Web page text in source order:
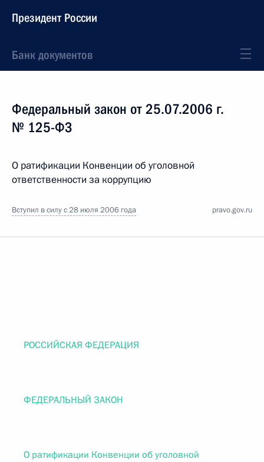
Президент России
Банк документов
Федеральный закон от 25.07.2006 г.
№ 125-ФЗ
О ратификации Конвенции об уголовной
ответственности за коррупцию
Вступил в силу с 28 июля 2006 года pravo.gov.ru
РОССИЙСКАЯ ФЕДЕРАЦИЯ
ФЕДЕРАЛЬНЫЙ ЗАКОН
О ратификации Конвенции об уголовной